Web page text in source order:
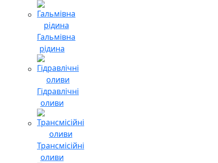
Гальмівна
рідина
Гідравлічні
оливи
Трансмісійні
оливи